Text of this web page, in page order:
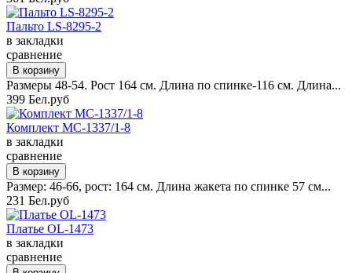
Пальто LS-8295-2
в закладки
сравнение
Размеры 48-54. Рост 164 см. Длина по спинке-116 см. Длина...
399 Бел.руб
Комплект MC-1337/1-8
в закладки
сравнение
Размер: 46-66, рост: 164 см. Длина жакета по спинке 57 см...
231 Бел.руб
Платье OL-1473
в закладки
сравнение